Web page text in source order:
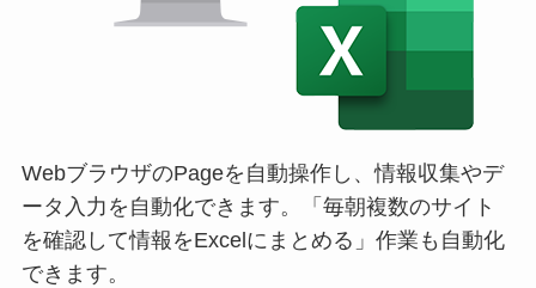
WebブラウザのPageを自動操作し、情報収集やデ
ータ入力を自動化できます。「毎朝複数のサイト
を確認して情報をExcelにまとめる」作業も自動化
できます。